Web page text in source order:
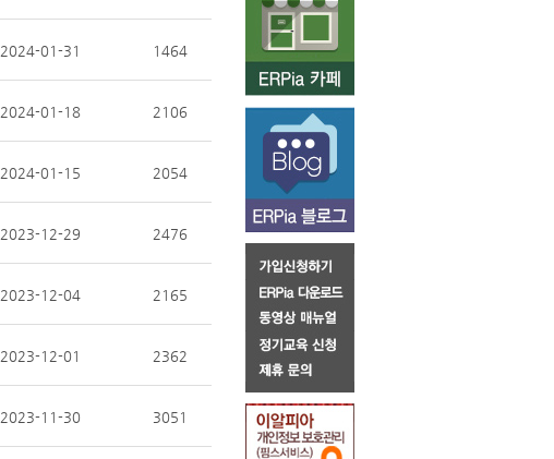
2024-01-31 1464
2024-01-18 2106
2024-01-15 2054
2023-12-29 2476
2023-12-04 2165
2023-12-01 2362
2023-11-30 3051